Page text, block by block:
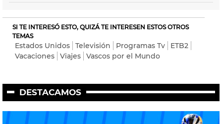
SI TE INTERESÓ ESTO, QUIZÁ TE INTERESEN ESTOS OTROS
TEMAS
Estados Unidos Televisión Programas Tv
ETB2
Vacaciones
Viajes Vascos por el Mundo
DESTACAMOS